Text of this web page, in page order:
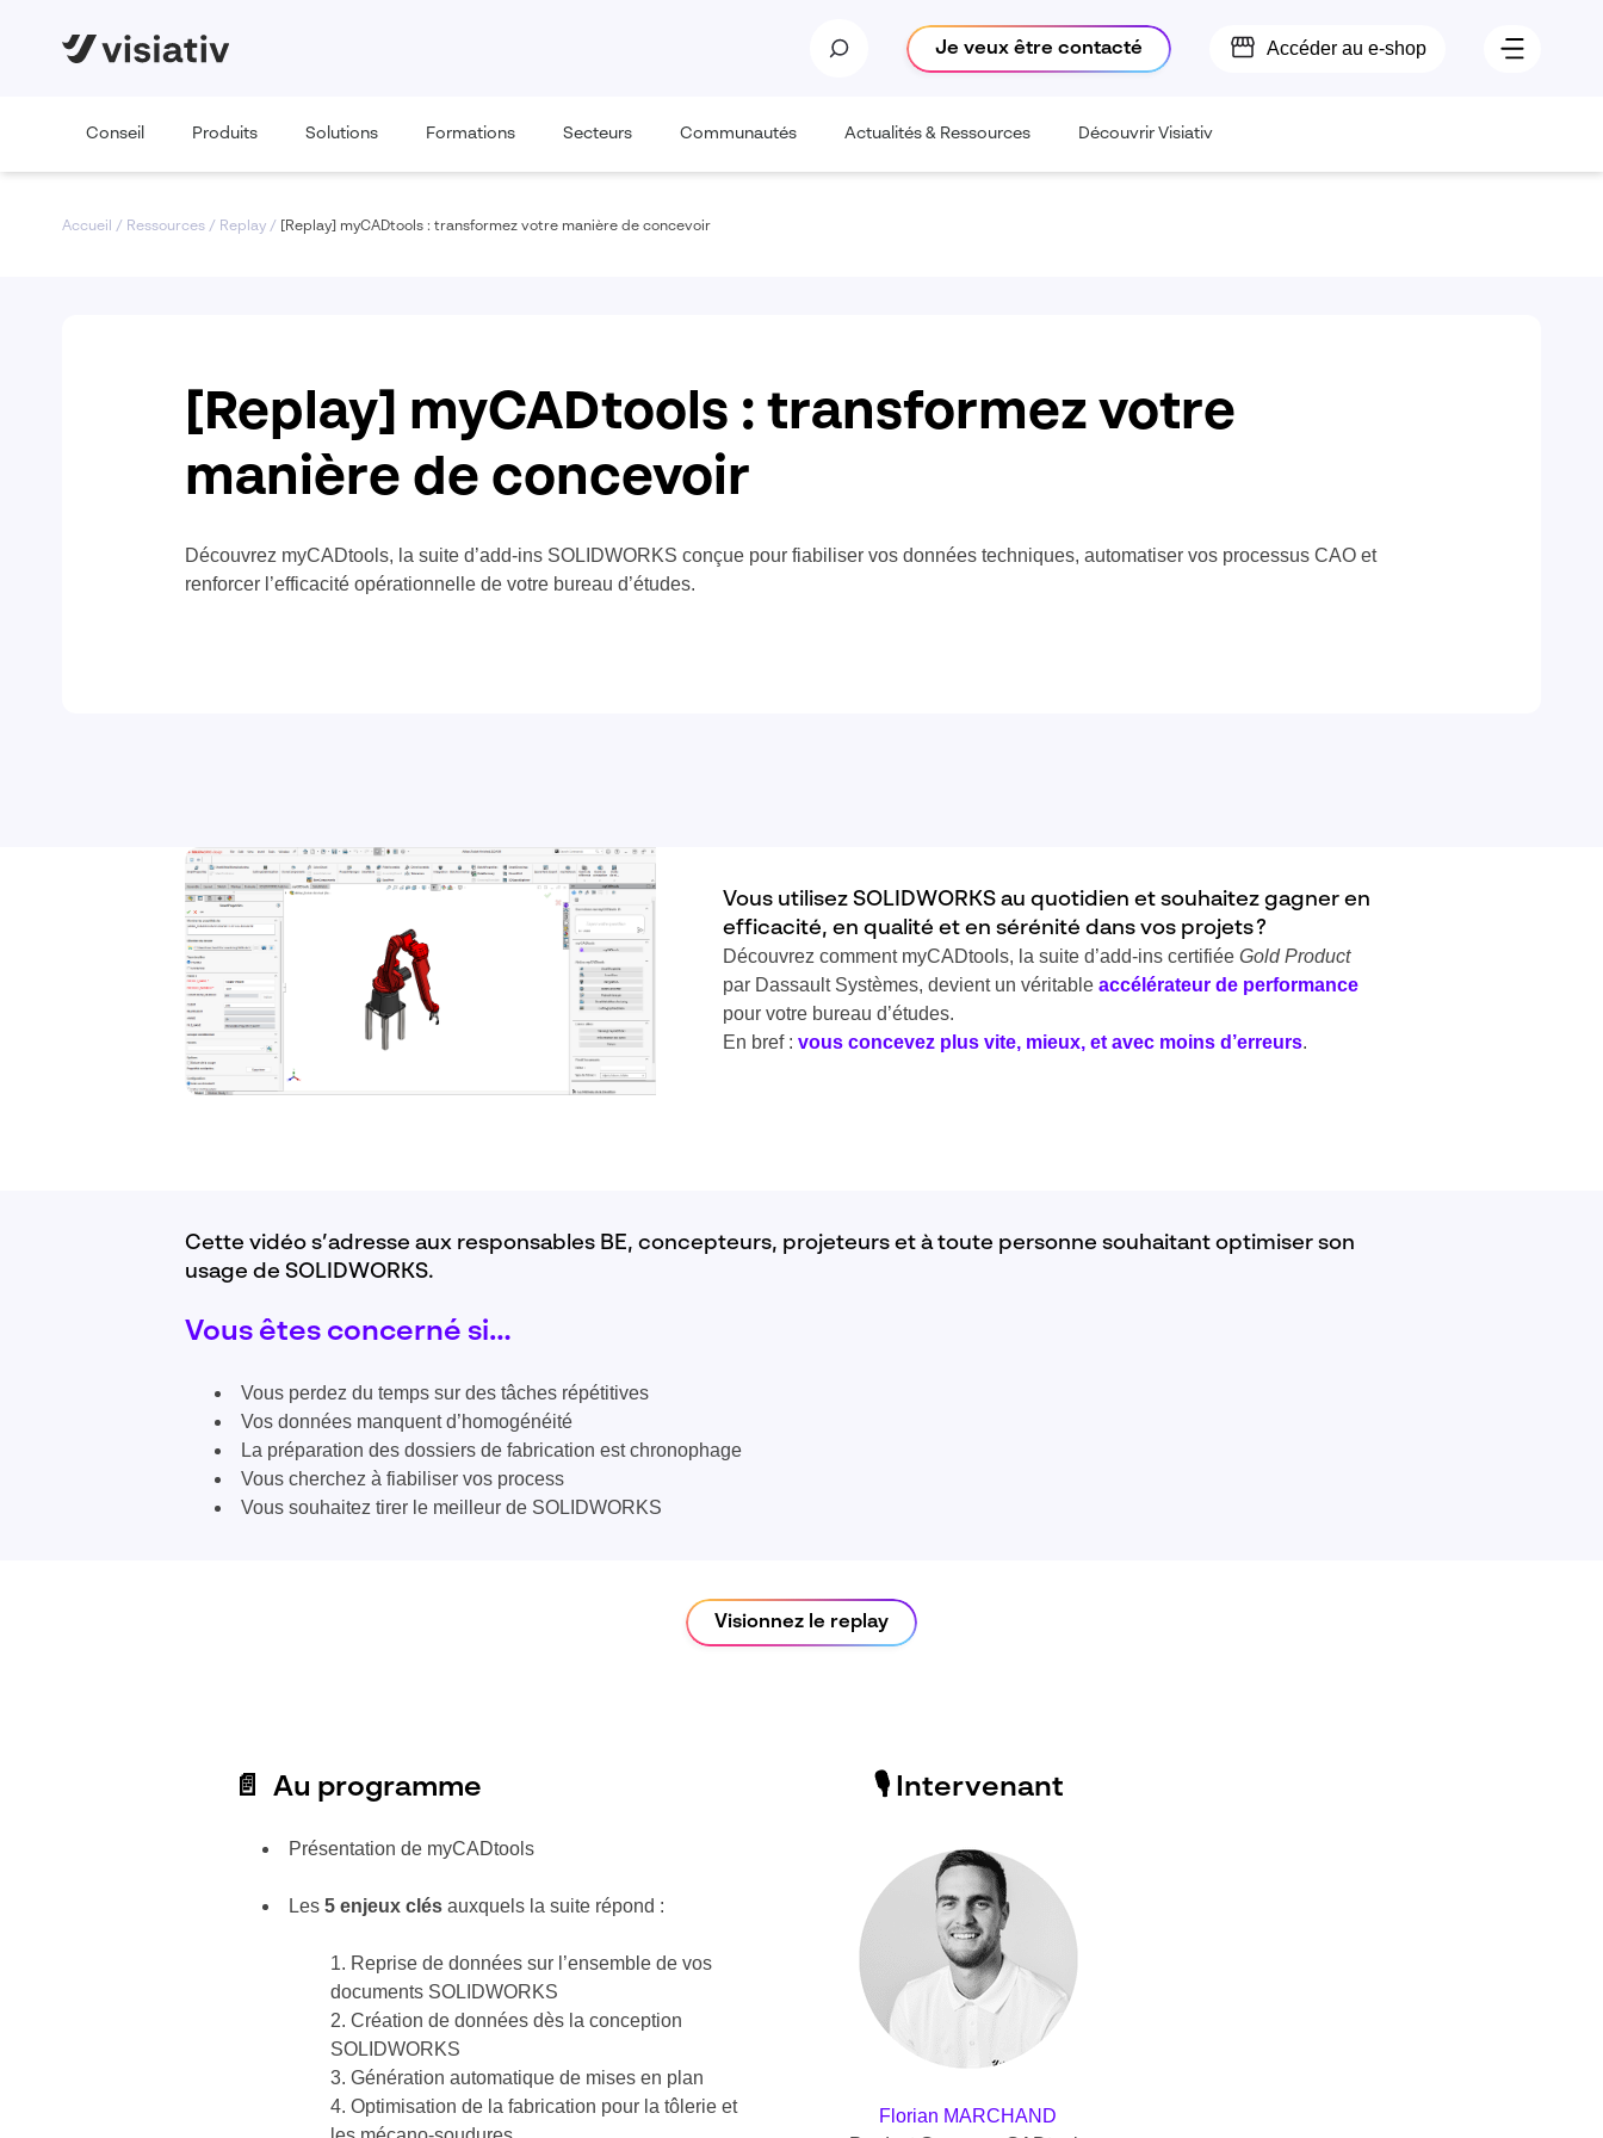
Je veux être contacté Accéder au e-shop
Conseil Produits Solutions Formations Secteurs Communautés Actualités & Ressources Découvrir Visiativ
Accueil / Ressources / Replay / [Replay] myCADtools : transformez votre manière de concevoir
[Replay] myCADtools : transformez votre
manière de concevoir
Découvrez myCADtools, la suite d’add-ins SOLIDWORKS conçue pour fiabiliser vos données techniques, automatiser vos processus CAO et
renforcer l’efficacité opérationnelle de votre bureau d’études.
Vous utilisez SOLIDWORKS au quotidien et souhaitez gagner en
efficacité, en qualité et en sérénité dans vos projets ?
Découvrez comment myCADtools, la suite d’add-ins certifiée Gold Product
par Dassault Systèmes, devient un véritable accélérateur de performance
pour votre bureau d’études.
En bref : vous concevez plus vite, mieux, et avec moins d’erreurs.
Cette vidéo s’adresse aux responsables BE, concepteurs, projeteurs et à toute personne souhaitant optimiser son
usage de SOLIDWORKS.
Vous êtes concerné si…
Vous perdez du temps sur des tâches répétitives
Vos données manquent d’homogénéité
La préparation des dossiers de fabrication est chronophage
Vous cherchez à fiabiliser vos process
Vous souhaitez tirer le meilleur de SOLIDWORKS
Visionnez le replay
📄 Au programme
Présentation de myCADtools
Les5 enjeux clésauxquels la suite répond :
Reprise de données sur l’ensemble de vos
documents SOLIDWORKS
Création de données dès la conception
SOLIDWORKS
Génération automatique de mises en plan
Optimisation de la fabrication pour la tôlerie et
🎙️ Intervenant
Florian MARCHAND